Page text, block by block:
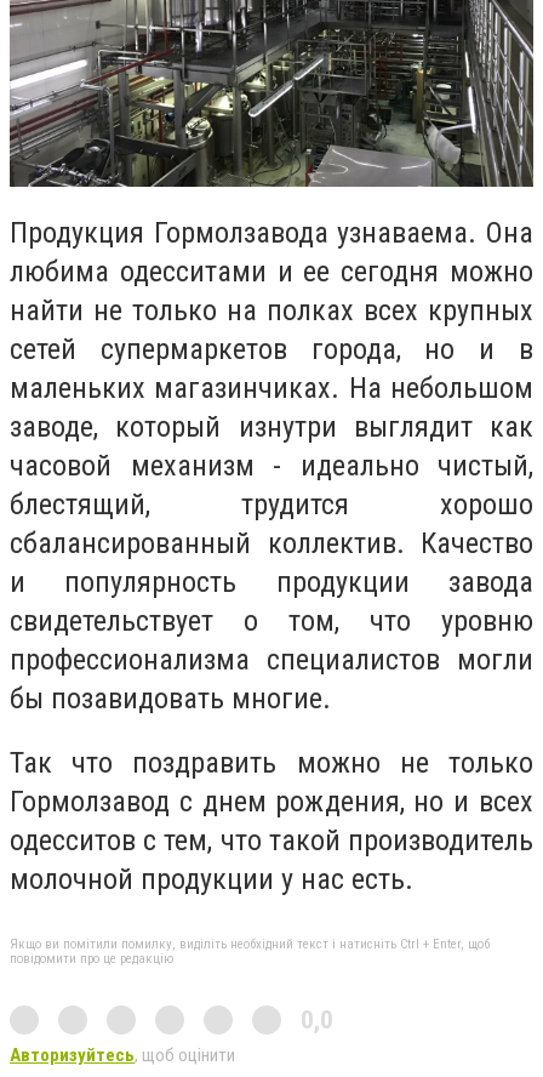
Продукция Гормолзавода узнаваема. Она
любима одесситами и ее сегодня можно
найти не только на полках всех крупных
сетей супермаркетов города, но и в
маленьких магазинчиках. На небольшом
заводе, который изнутри выглядит как
часовой механизм - идеально чистый,
блестящий, трудится хорошо
сбалансированный коллектив. Качество
и популярность продукции завода
свидетельствует о том, что уровню
профессионализма специалистов могли
бы позавидовать многие.
Так что поздравить можно не только
Гормолзавод с днем рождения, но и всех
одесситов с тем, что такой производитель
молочной продукции у нас есть.
Якщо ви помітили помилку, виділіть необхідний текст і натисніть Ctrl + Enter, щоб
повідомити про це редакцію
0,0
Авторизуйтесь, щоб оцінити